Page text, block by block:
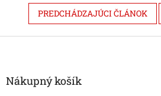
PREDCHÁDZAJÚCI ČLÁNOK
Z
Nákupný košík